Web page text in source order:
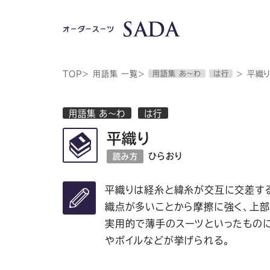
TOP> 用語集 一覧> 用語集 あ～わ は行 > 平織
用語集 あ～わ は行
平織り
読み方 ひらおり
平織りは経糸と緯糸が交互に交差す
織点が多いことから摩擦に強く、上
実用的で薄手のスーツといったもの
やボイルなどが挙げられる。